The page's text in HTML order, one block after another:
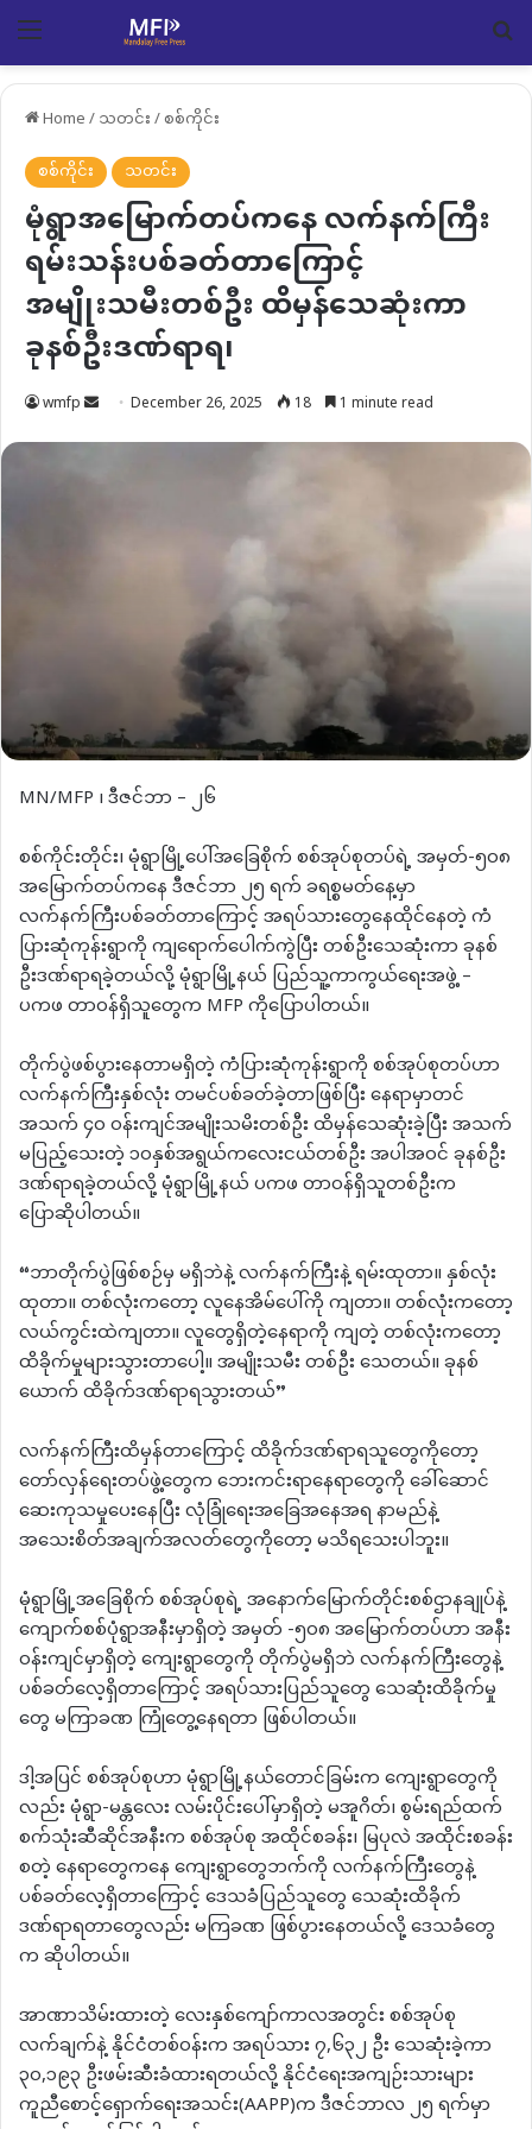
Menu
Home/သတင်း/စစ်ကိုင်း
စစ်ကိုင်း
သတင်း
မုံရွာအမြောက်တပ်ကနေ လက်နက်ကြီး
ရမ်းသန်းပစ်ခတ်တာကြောင့်
အမျိုးသမီးတစ်ဦး ထိမှန်သေဆုံးကာ
ခုနစ်ဦးဒဏ်ရာရ၊
wmfp SendDecember 26, 2025 18 1 minute read
MN/MFP ၊ ဒီဇင်ဘာ – ၂၆
စစ်ကိုင်းတိုင်း၊ မုံရွာမြို့ပေါ်အခြေစိုက် စစ်အုပ်စုတပ်ရဲ့ အမှတ်-၅၀၈
အမြောက်တပ်ကနေ ဒီဇင်ဘာ ၂၅ ရက် ခရစ္စမတ်နေ့မှာ
လက်နက်ကြီးပစ်ခတ်တာကြောင့် အရပ်သားတွေနေထိုင်နေတဲ့ ကံ
ပြားဆုံကုန်းရွာကို ကျရောက်ပေါက်ကွဲပြီး တစ်ဦးသေဆုံးကာ ခုနစ်
ဦးဒဏ်ရာရခဲ့တယ်လို့ မုံရွာမြို့နယ် ပြည်သူ့ကာကွယ်ရေးအဖွဲ့ –
ပကဖ တာဝန်ရှိသူတွေက MFP ကိုပြောပါတယ်။
တိုက်ပွဲဖစ်ပွားနေတာမရှိတဲ့ ကံပြားဆုံကုန်းရွာကို စစ်အုပ်စုတပ်ဟာ
လက်နက်ကြီးနှစ်လုံး တမင်ပစ်ခတ်ခဲ့တာဖြစ်ပြီး နေရာမှာတင်
အသက် ၄၀ ဝန်းကျင်အမျိုးသမိးတစ်ဦး ထိမှန်သေဆုံးခဲ့ပြီး အသက်
မပြည့်သေးတဲ့ ၁၀နှစ်အရွယ်ကလေးငယ်တစ်ဦး အပါအဝင် ခုနစ်ဦး
ဒဏ်ရာရခဲ့တယ်လို့ မုံရွာမြို့နယ် ပကဖ တာဝန်ရှိသူတစ်ဦးက
ပြောဆိုပါတယ်။
“ဘာတိုက်ပွဲဖြစ်စဉ်မှ မရှိဘဲနဲ့ လက်နက်ကြီးနဲ့ ရမ်းထုတာ။ နှစ်လုံး
ထုတာ။ တစ်လုံးကတော့ လူနေအိမ်ပေါ်ကို ကျတာ။ တစ်လုံးကတော့
လယ်ကွင်းထဲကျတာ။ လူတွေရှိတဲ့နေရာကို ကျတဲ့ တစ်လုံးကတော့
ထိခိုက်မှုများသွားတာပေါ့။ အမျိုးသမီး တစ်ဦး သေတယ်။ ခုနစ်
ယောက် ထိခိုက်ဒဏ်ရာရသွားတယ်”
လက်နက်ကြီးထိမှန်တာကြောင့် ထိခိုက်ဒဏ်ရာရသူတွေကိုတော့
တော်လှန်ရေးတပ်ဖွဲ့တွေက ဘေးကင်းရာနေရာတွေကို ခေါ်ဆောင်
ဆေးကုသမှုပေးနေပြီး လုံခြုံရေးအခြေအနေအရ နာမည်နဲ့
အသေးစိတ်အချက်အလတ်တွေကိုတော့ မသိရသေးပါဘူး။
မုံရွာမြို့အခြေစိုက် စစ်အုပ်စုရဲ့ အနောက်မြောက်တိုင်းစစ်ဌာနချုပ်နဲ့
ကျောက်စစ်ပုံရွာအနီးမှာရှိတဲ့ အမှတ် -၅၀၈ အမြောက်တပ်ဟာ အနီး
ဝန်းကျင်မှာရှိတဲ့ ကျေးရွာတွေကို တိုက်ပွဲမရှိဘဲ လက်နက်ကြီးတွေနဲ့
ပစ်ခတ်လေ့ရှိတာကြောင့် အရပ်သားပြည်သူတွေ သေဆုံးထိခိုက်မှု
တွေ မကြာခဏ ကြုံတွေ့နေရတာ ဖြစ်ပါတယ်။
ဒါ့အပြင် စစ်အုပ်စုဟာ မုံရွာမြို့နယ်တောင်ခြမ်းက ကျေးရွာတွေကို
လည်း မုံရွာ-မန္တလေး လမ်းပိုင်းပေါ်မှာရှိတဲ့ မအူဂိတ်၊ စွမ်းရည်ထက်
စက်သုံးဆီဆိုင်အနီးက စစ်အုပ်စု အထိုင်စခန်း၊ မြပုလဲ အထိုင်းစခန်း
စတဲ့ နေရာတွေကနေ ကျေးရွာတွေဘက်ကို လက်နက်ကြီးတွေနဲ့
ပစ်ခတ်လေ့ရှိတာကြောင့် ဒေသခံပြည်သူတွေ သေဆုံးထိခိုက်
ဒဏ်ရာရတာတွေလည်း မကြခဏ ဖြစ်ပွားနေတယ်လို့ ဒေသခံတွေ
က ဆိုပါတယ်။
အာဏာသိမ်းထားတဲ့ လေးနှစ်ကျော်ကာလအတွင်း စစ်အုပ်စု
လက်ချက်နဲ့ နိုင်ငံတစ်ဝန်းက အရပ်သား ၇,၆၃၂ ဦး သေဆုံးခဲ့ကာ
၃၀,၁၉၃ ဦးဖမ်းဆီးခံထားရတယ်လို့ နိုင်ငံရေးအကျဉ်းသားများ
ကူညီစောင့်ရှောက်ရေးအသင်း(AAPP)က ဒီဇင်ဘာလ ၂၅ ရက်မှာ